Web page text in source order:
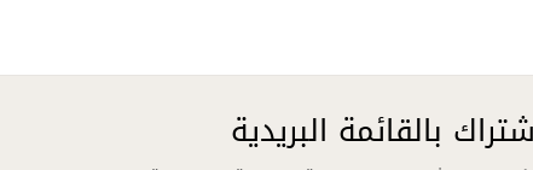
بالقائمة البريدية